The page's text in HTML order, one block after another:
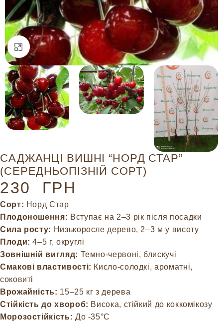
Натисніть, щоб збільшити
САДЖАНЦІ ВИШНІ “НОРД СТАР”
(СЕРЕДНЬОПІЗНІЙ СОРТ)
230 ГРН
Сорт: Норд Стар
Плодоношення: Вступає на 2–3 рік після посадки
Сила росту: Низькоросле дерево, 2–3 м у висоту
Плоди: 4–5 г, округлі
Зовнішній вигляд: Темно-червоні, блискучі
Смакові властивості: Кисло-солодкі, ароматні,
соковиті
Врожайність: 15–25 кг з дерева
Стійкість до хвороб: Висока, стійкий до коккомікозу
Морозостійкість: До -35°C